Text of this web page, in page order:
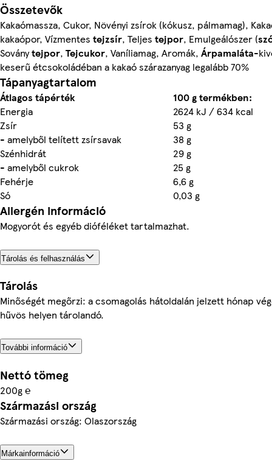
Összetevők
Kakaómassza, Cukor, Növényi zsírok (kókusz, pálmamag),
kakaópor, Vízmentes tejzsír, Teljes tejpor, Emulgeálószer (
Soványtejpor, Tejcukor, Vaníliamag, Aromák, Árpamaláta-
keserű étcsokoládéban a kakaó szárazanyag legalább 70%
Tápanyagtartalom
Átlagos tápérték
100 g termékben:
Energia
2624 kJ / 634 kcal
Zsír
53 g
- amelyből telített zsírsavak
38 g
Szénhidrát
29 g
- amelyből cukrok
25 g
Fehérje
6,6 g
Só
0,03 g
Allergén információ
Mogyorót és egyéb dióféléket tartalmazhat.
Tárolás és felhasználás
Tárolás
Minőségét megőrzi: a csomagolás hátoldalán jelzett hónap
hűvös helyen tárolandó.
További információ
Nettó tömeg
200g ℮
Származási ország
Származási ország: Olaszország
Márkainformáció